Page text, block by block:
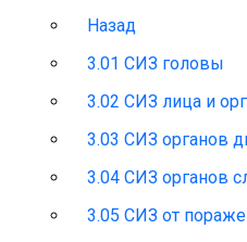
Назад
3.01 СИЗ головы
3.02 СИЗ лица и
3.03 СИЗ органов
3.04 СИЗ органов
3.05 СИЗ от